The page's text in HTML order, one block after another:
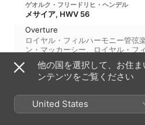
ゲオルク・フリードリヒ・ヘンデル
メサイア, HWV 56
Overture
ロイヤル・フィルハーモニー管弦
ン・マッカーシー、
ロイヤル・フ
ニック・コーラス、 トーマス・ビ
モニカ・シンクレア、 ジョルジョ
、ジェニファー・ヴィヴィアン
Comfort ye, my people
ジョン・マッカーシー
ロイヤル
ーモニック・コーラス、トーマス
他の国を選択して、お住
ンテンツをご覧ください
United States